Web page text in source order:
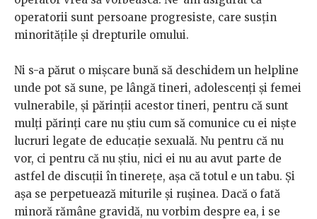
operatorii sunt persoane progresiste, care susțin
minoritățile și drepturile omului.
Ni s-a părut o mișcare bună să deschidem un helpline
unde pot să sune, pe lângă tineri, adolescenți și femei
vulnerabile, și părinții acestor tineri, pentru că sunt
mulți părinți care nu știu cum să comunice cu ei niște
lucruri legate de educație sexuală. Nu pentru că nu
vor, ci pentru că nu știu, nici ei nu au avut parte de
astfel de discuții în tinerețe, așa că totul e un tabu. Și
așa se perpetuează miturile și rușinea. Dacă o fată
minoră rămâne gravidă, nu vorbim despre ea, i se